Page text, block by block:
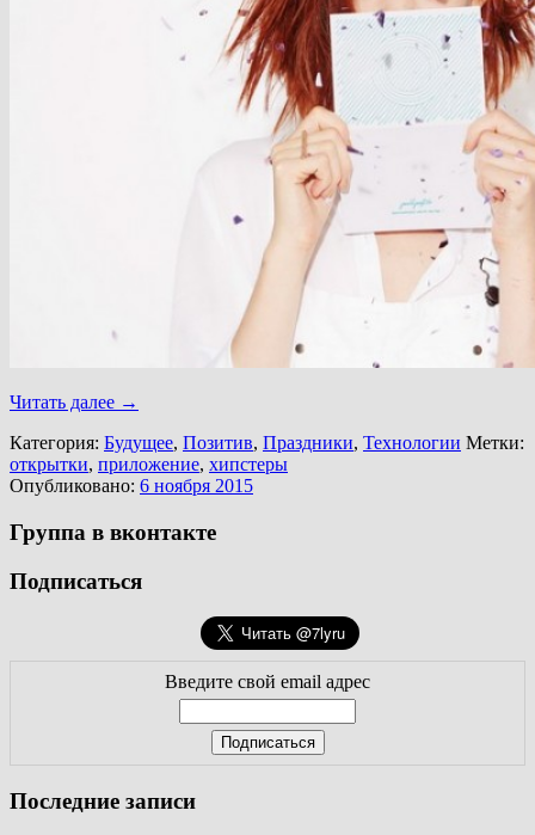
Читать далее →
Категория: Будущее, Позитив, Праздники, Технологии Метки:
открытки, приложение, хипстеры
Опубликовано: 6 ноября 2015
Группа в вконтакте
Подписаться
Введите свой email адрес
Последние записи